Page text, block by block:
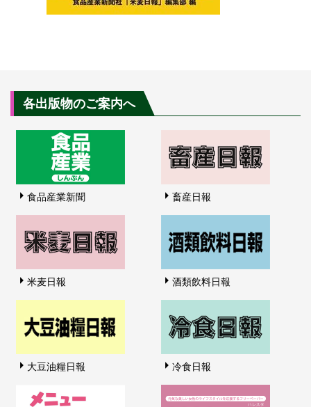
各出版物のご案内へ
食品産業新聞 畜産日報
米麦日報 酒類飲料日報
大豆油糧日報 冷食日報